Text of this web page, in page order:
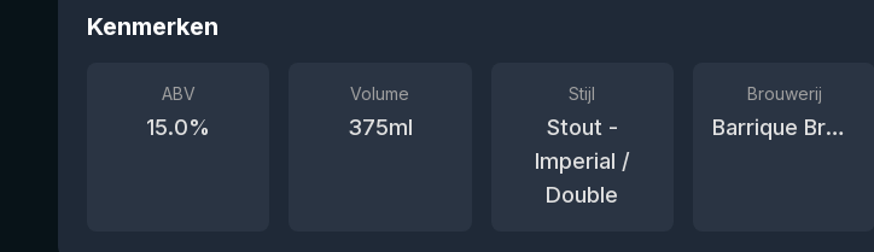
Kenmerken
ABV
15.0%
Volume
375ml
Stijl
Stout -
Imperial /
Double
Brouwerij
Barrique Brewing and Blending